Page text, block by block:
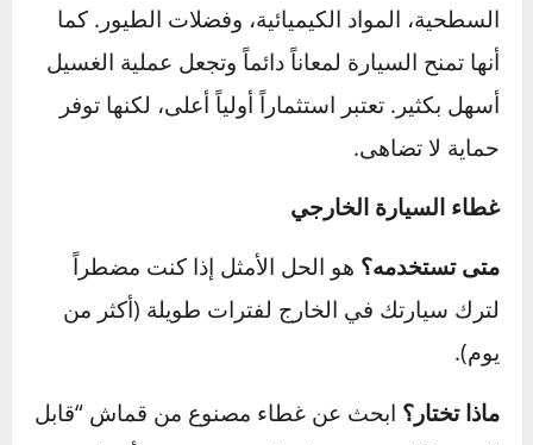
كل شهرين للحفاظ علىحماية طلاء السيارة من
الشمس.
الدرع النهائي – طبقة النانو سيراميك
ما هي؟ هي عبارة عن سائل بوليمر يتم تطبيقه على
حماية صلبة تشبه الزجاج.
الفوائد:
السطحية، المواد الكيميائية، وفضلات الطيور. كما